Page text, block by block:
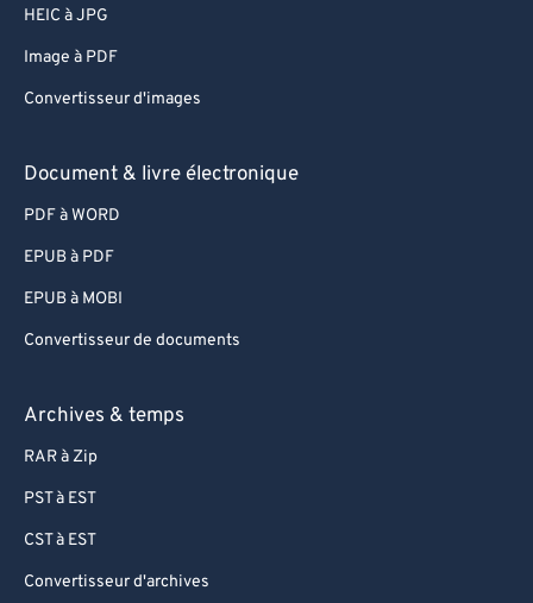
HEIC à JPG
Image à PDF
Convertisseur d'images
Document & livre électronique
PDF à WORD
EPUB à PDF
EPUB à MOBI
Convertisseur de documents
Archives & temps
RAR à Zip
PST à EST
CST à EST
Convertisseur d'archives